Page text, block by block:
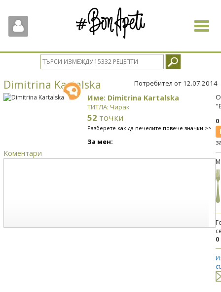
Toggle
Dimitrina Kartalska Потребител от 12.07.2014
Име: Dimitrina Kartalska
ТИТЛА: Чирак
52 точки
Разберете как да печелите повече значки >>
За мен:
Коментари
0